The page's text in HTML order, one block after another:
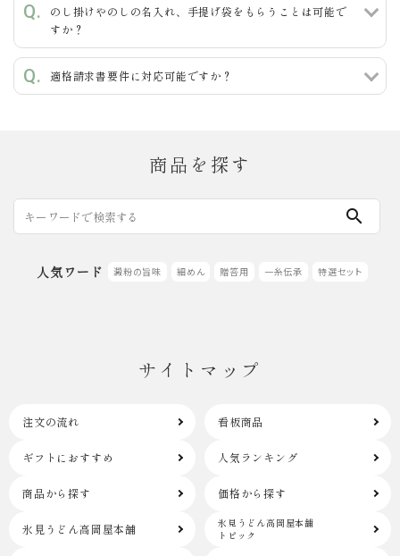
のし掛けやのしの名入れ、手提げ袋をもらうことは可能で
すか？
適格請求書要件に対応可能ですか？
商品を探す
search
人気ワード 澱粉の旨味 細めん 贈答用 一糸伝承 特選セット
サイトマップ
注文の流れ 看板商品
ギフトにおすすめ 人気ランキング
商品から探す 価格から探す
氷見うどん高岡屋本舗
氷見うどん高岡屋本舗
トピック